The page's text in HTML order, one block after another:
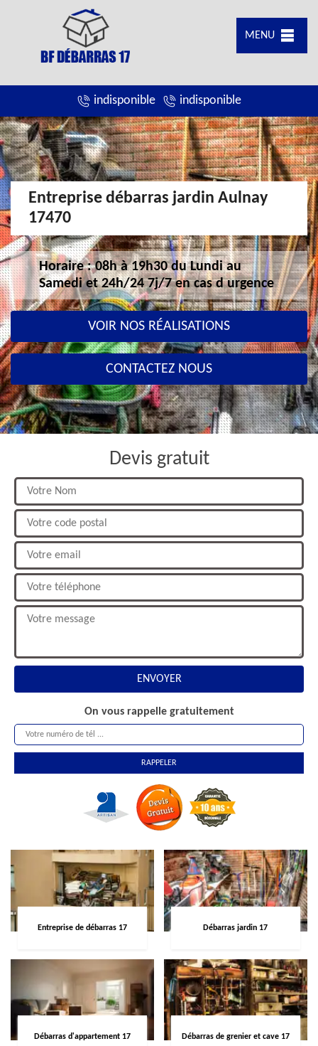
MENU
indisponible indisponible
Entreprise débarras jardin Aulnay
17470
Horaire : 08h à 19h30 du Lundi au
Samedi et 24h/24 7j/7 en cas d urgence
VOIR NOS RÉALISATIONS
CONTACTEZ NOUS
Devis gratuit
On vous rappelle gratuitement
Entreprise de débarras 17 Débarras jardin 17
Débarras d'appartement 17 Débarras de grenier et cave 17